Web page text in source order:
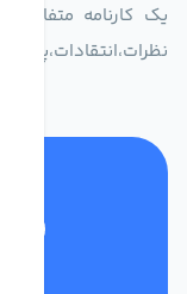
یک کارنامه متفاوت
نظرات،انتقادات،پیشنهاداتتان را